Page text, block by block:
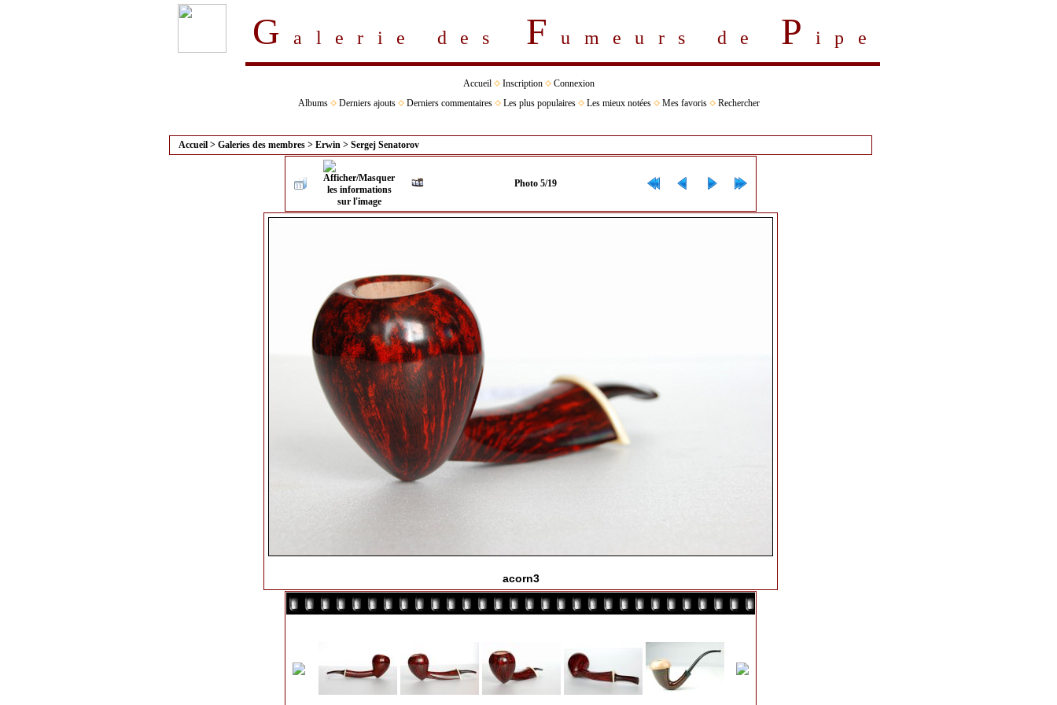
Galerie des Fumeurs de P ipe
Accueil Inscription
Connexion
Albums
Derniers ajouts Derniers commentaires Les plus populaires Les mieux notées Mes favoris Rechercher
Accueil > Galeries des membres > Erwin > Sergej Senatorov
Photo 5/19
acorn3